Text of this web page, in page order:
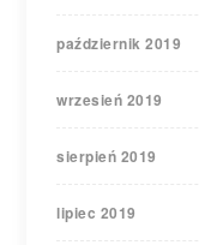
październik 2019
wrzesień 2019
sierpień 2019
lipiec 2019